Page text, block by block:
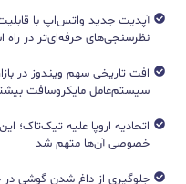
نظرسنجی‌های حرفه‌ای‌تر در
افت تاریخی سهم ویندوز در
سیستم‌عامل مایکروسافت
اتحادیه اروپا علیه تیک‌تاک؛
خصوصی آن‌ها متهم شد
جلوگیری از داغ شدن گوشی در